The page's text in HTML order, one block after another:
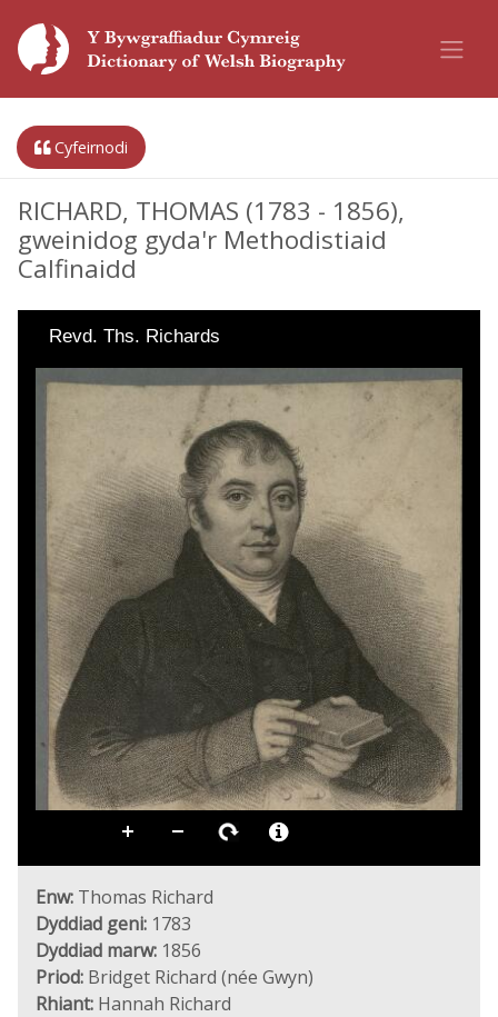
Cyfeirnodi
RICHARD, THOMAS (1783 - 1856),
gweinidog gyda'r Methodistiaid
Calfinaidd
Revd. Ths. Richards
Enw: Thomas Richard
Dyddiad geni: 1783
Dyddiad marw: 1856
Priod: Bridget Richard (née Gwyn)
Rhiant: Hannah Richard